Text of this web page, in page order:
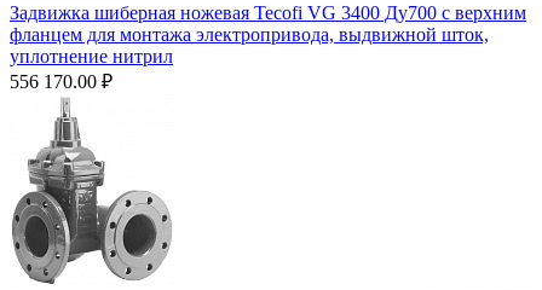
Задвижка шиберная ножевая Tecofi VG 3400 Ду700 с верхним
фланцем для монтажа электропривода, выдвижной шток,
уплотнение нитрил
556 170.00 ₽